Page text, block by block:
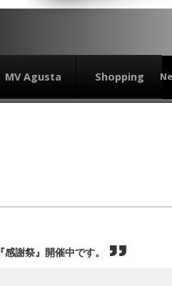
MV Agusta Shopping
『感謝祭』開催中です。